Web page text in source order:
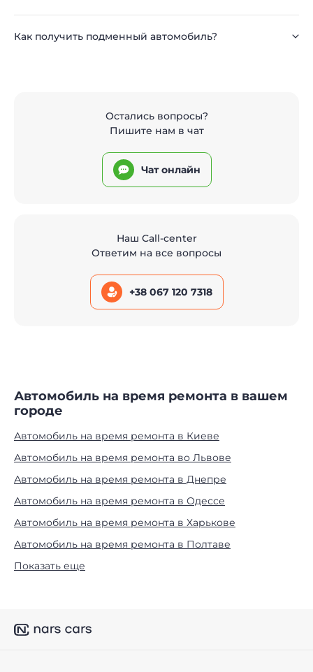
Как получить подменный автомобиль?
Остались вопросы?
Пишите нам в чат
Чат онлайн
Наш Call-center
Ответим на все вопросы
+38 067 120 7318
Автомобиль на время ремонта в вашем
городе
Автомобиль на время ремонта в Киеве
Автомобиль на время ремонта во Львове
Автомобиль на время ремонта в Днепре
Автомобиль на время ремонта в Одессе
Автомобиль на время ремонта в Харькове
Автомобиль на время ремонта в Полтаве
Показать еще